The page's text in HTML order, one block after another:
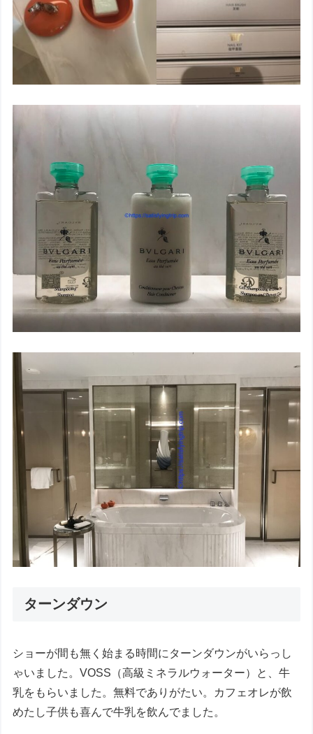
ターンダウン
ショーが間も無く始まる時間にターンダウンがいらっし
ゃいました。VOSS（高級ミネラルウォーター）と、牛
乳をもらいました。無料でありがたい。カフェオレが飲
めたし子供も喜んで牛乳を飲んでました。